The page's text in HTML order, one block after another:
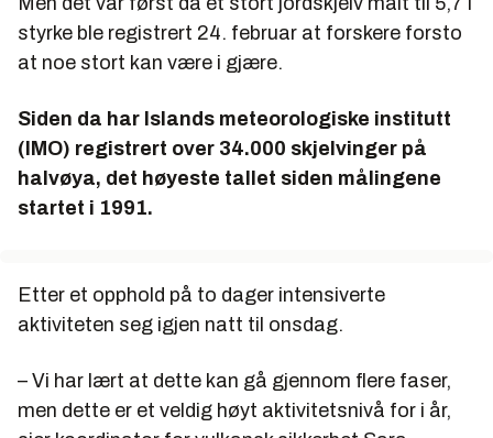
styrke ble registrert 24. februar at forskere forsto
at noe stort kan være i gjære.
Siden da har Islands meteorologiske institutt
(IMO) registrert over 34.000 skjelvinger på
halvøya, det høyeste tallet siden målingene
startet i 1991.
Etter et opphold på to dager intensiverte
aktiviteten seg igjen natt til onsdag.
– Vi har lært at dette kan gå gjennom flere faser,
men dette er et veldig høyt aktivitetsnivå for i år,